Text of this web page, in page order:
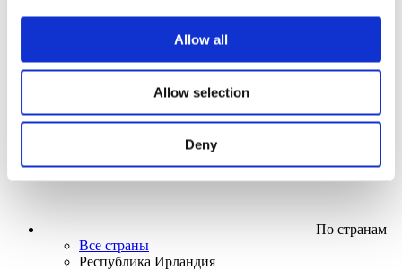
Allow all
Allow selection
Deny
Творческий вечер
Наше спецпредложение
Применить
По странам
Все страны
Республика Ирландия